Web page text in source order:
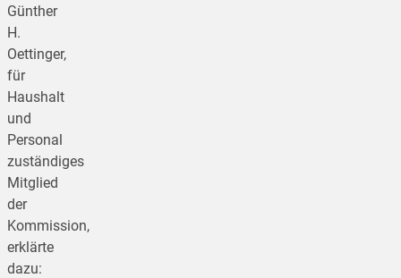
Günther
H.
Oettinger,
für
Haushalt
und
Personal
zuständiges
Mitglied
der
Kommission,
erklärte
dazu: